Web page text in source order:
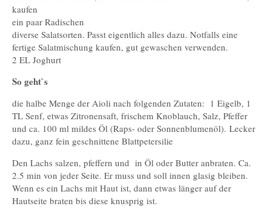
kaufen
ein paar Radischen
diverse Salatsorten. Passt eigentlich alles dazu. Notfalls eine
fertige Salatmischung kaufen, gut gewaschen verwenden.
2 EL Joghurt
So geht`s
die halbe Menge der Aioli nach folgenden Zutaten: 1 Eigelb, 1
TL Senf, etwas Zitronensaft, frischem Knoblauch, Salz, Pfeffer
und ca. 100 ml mildes Öl (Raps- oder Sonnenblumenöl). Lecker
dazu, ganz fein geschnittene Blattpetersilie
Den Lachs salzen, pfeffern und in Öl oder Butter anbraten. Ca.
2.5 min von jeder Seite. Er muss und soll innen glasig bleiben.
Wenn es ein Lachs mit Haut ist, dann etwas länger auf der
Hautseite braten bis diese knusprig ist.